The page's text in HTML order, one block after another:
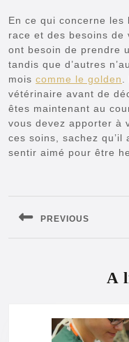
En ce qui concerne
race et des besoins de
ont besoin de prendre
tandis que d’autres
mois comme le golden
vétérinaire avant de
êtes maintenant au
vous devez apporter à
ces soins, sachez qu’il
sentir aimé pour être
l’article
PREVIOUS
Previous
A